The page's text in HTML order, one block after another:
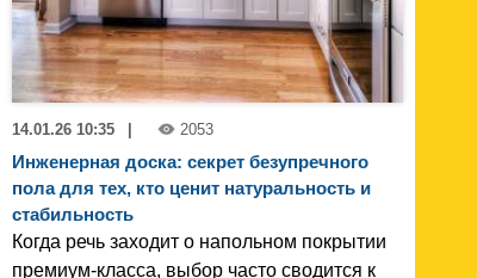
14.01.26 10:35 2053
Инженерная доска: секрет безупречного
пола для тех, кто ценит натуральность и
стабильность
Когда речь заходит о напольном покрытии
премиум-класса, выбор часто сводится к